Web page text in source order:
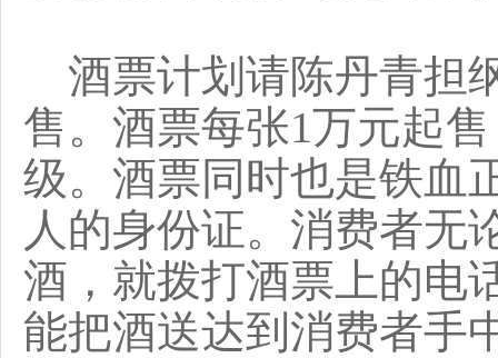
酒票计划请陈丹青担
售。酒票每张1万元起
级。酒票同时也是铁血
人的身份证。消费者无
酒，就拨打酒票上的电
能把酒送达到消费者手